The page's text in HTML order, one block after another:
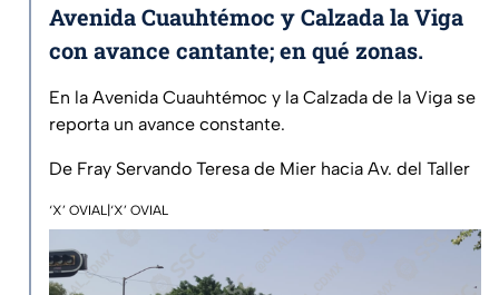
Avenida Cuauhtémoc y Calzada la Viga
con avance cantante; en qué zonas.
En la Avenida Cuauhtémoc y la Calzada de la Viga se
reporta un avance constante.
De Fray Servando Teresa de Mier hacia Av. del Taller
‘X’ OVIAL|‘X’ OVIAL